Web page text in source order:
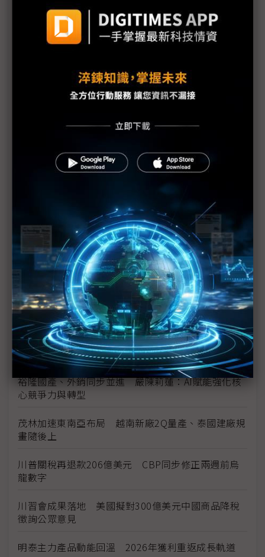
台灣汽車零件輸美稅率大降 東陽、堤維西等零組件
廠迎利多行情
朋程擴產搶攻高效車用元件市場 AI伺服器與HVDC
洲市佔首破15%
裕融嚴陳莉蓮：汽車、出行與用車事業的協同發展
AI應用與綠能發展推動創新
回應232關稅優惠上路 東陽：對台灣汽車零件產業
具正面意義
新纖：地緣風險是危機也是轉機 三大布局推進成長
台美投資MOU關稅優惠先落地 汽車零組件15%、航
空零件迎近乎免稅
中資背景也能過關 Volvo獲白宮豁免可繼續在美賣
車
裕隆國產、外銷同步並進 嚴陳莉蓮：AI賦能強化核
心競爭力與轉型
茂林加速東南亞布局 越南新廠2Q量產、泰國建廠規
畫隨後上
川普關稅再退款206億美元 CBP同步修正兩週前烏
龍數字
川習會成果落地 美國擬對300億美元中國商品降稅
徵詢公眾意見
明泰主力產品動能回溫 2026年獲利重返成長軌道